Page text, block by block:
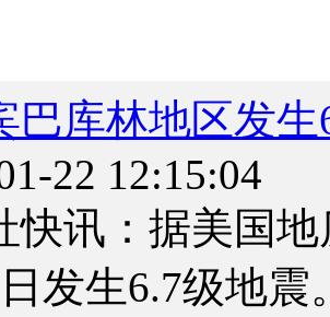
巴库林地区发生
22 12:15:04
快讯：据美国
发生6.7级地震